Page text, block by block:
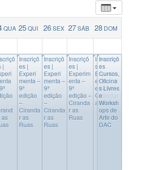
QUA 25QUI 26SEX 27SÁB 28 DOM
|
as
◤Inscriçõ
es |
Experi
menta –
9ª
edição
–
Ciranda
r as
Ruas
◤Inscriçõ
es |
Experi
menta –
9ª
edição
–
Ciranda
r as
Ruas
◤Inscriçõ
es |
Experim
enta –
9ª
edição –
Ciranda
r as
Ruas
◤Inscriçõe
s |
Experim
enta – 9ª
edição –
Cirandar
as Ruas
◤Inscriçõ
es
Cursos,
Oficina
s Livres
e
Worksh
ops de
Arte do
DAC